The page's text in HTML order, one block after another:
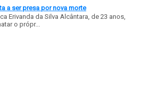
a ser presa por nova morte
Erivanda da Silva Alcântara, de 23 anos,
o própr...